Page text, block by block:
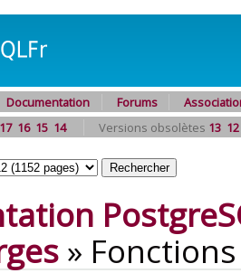
Documentation Forums
17 16 15 14 Versions obsolètes 13 12
»